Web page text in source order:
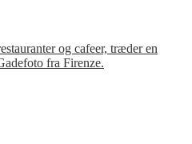
og cafeer, træder en
fra Firenze.